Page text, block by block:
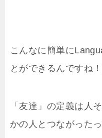
こんなに簡単に
とができるんですね
「友達」の定義は人
かの人とつながった